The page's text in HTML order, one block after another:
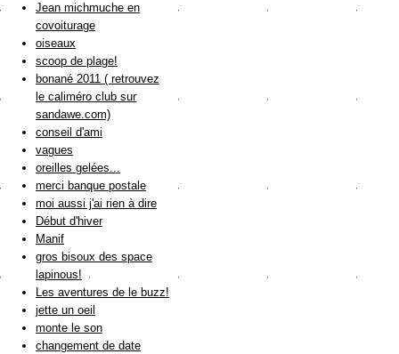
Jean michmuche en
covoiturage
oiseaux
scoop de plage!
bonané 2011 ( retrouvez
le caliméro club sur
sandawe.com)
conseil d'ami
vagues
oreilles gelées...
merci banque postale
moi aussi j'ai rien à dire
Début d'hiver
Manif
gros bisoux des space
lapinous!
Les aventures de le buzz!
jette un oeil
monte le son
changement de date